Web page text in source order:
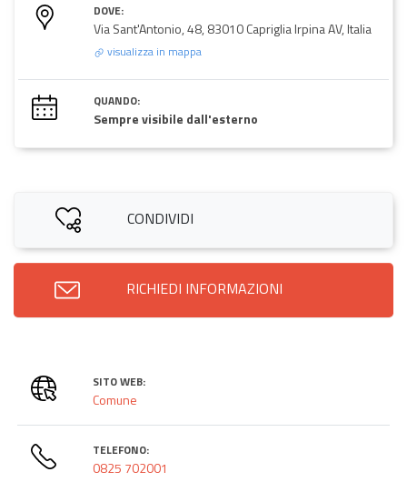
DOVE:
Via Sant'Antonio, 48, 83010 Capriglia Irpina AV, Italia
visualizza in mappa
QUANDO:
Sempre visibile dall'esterno
CONDIVIDI
RICHIEDI INFORMAZIONI
SITO WEB:
Comune
TELEFONO:
0825 702001